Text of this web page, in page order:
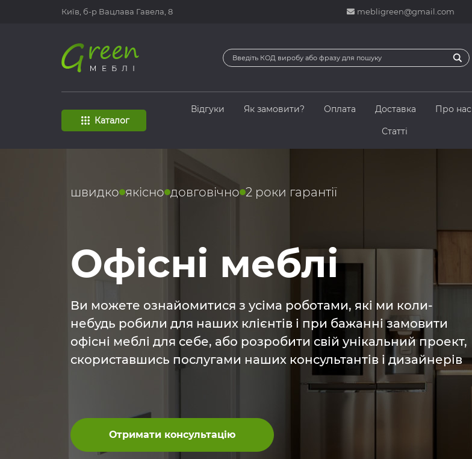
Київ, б-р Вацлава Гавела, 8 mebligreen@gmail.com
Каталог
Відгуки Як замовити? Оплата Доставка Про нас
Статті
швидко якісно довговічно 2 роки гарантії
Офісні меблі
Ви можете ознайомитися з усіма роботами, які ми коли-
небудь робили для наших клієнтів і при бажанні замовити
офісні меблі для себе, або розробити свій унікальний проект,
скориставшись послугами наших консультантів і дизайнерів
Отримати консультацію